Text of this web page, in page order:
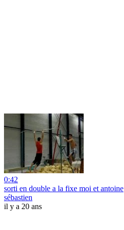
0:42
sorti en double a la fixe moi et antoine
sébastien
il y a 20 ans